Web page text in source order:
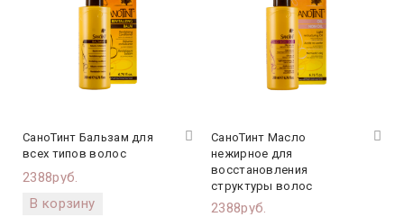
СаноТинт Бальзам для
всех типов волос
2388руб.
СаноТинт Масло
нежирное для
восстановления
структуры волос
2388руб.